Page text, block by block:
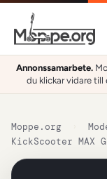
Annonssamarbete.
du klickar vidare till
Moppe.org
KickScooter MAX